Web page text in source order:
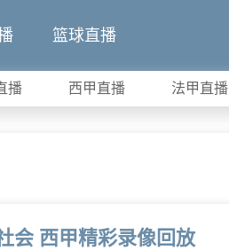
篮球直播
播 西甲直播 法甲直播
会 西甲精彩录像回放